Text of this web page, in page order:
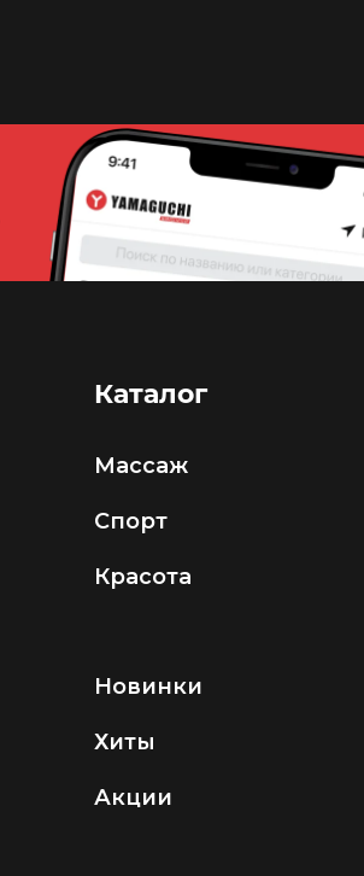
Каталог
Массаж
Спорт
Красота
Новинки
Хиты
Акции